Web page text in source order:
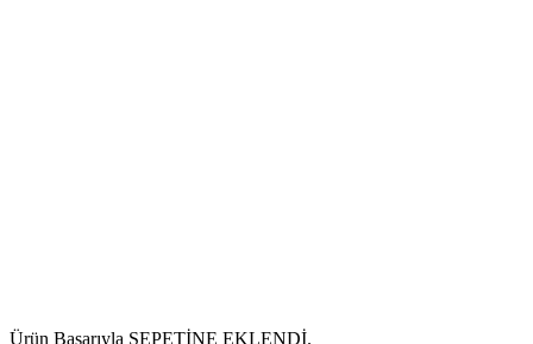
Ürün Başarıyla SEPETİNE EKLENDİ.